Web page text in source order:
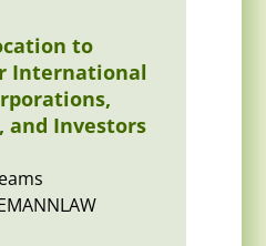
to
International
and Investors